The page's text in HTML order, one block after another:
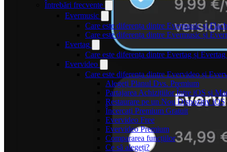
Întrebări frecvente
Evermusic
Care este diferența dintre Evermusic și
Care este diferența dintre Evermusic și
Evertag
Care este diferența dintre Evertag și
Evervideo
Care este diferența dintre Evervideo și
Alegeți Planul Dvs. Premium
Partajarea Achizițiilor Între iOS și
Restaurare pe un Nou Dispozitiv iOS
Încercați Premium Gratuit
Evervideo Free
Evervideo Premium
Compararea funcțiilor
Ce să alegeți?